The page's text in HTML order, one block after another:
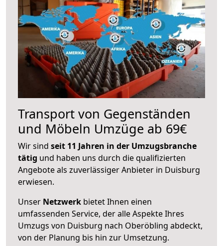
Transport von Gegenständen
und Möbeln Umzüge ab 69€
Wir sind seit 11 Jahren in der Umzugsbranche
tätig und haben uns durch die qualifizierten
Angebote als zuverlässiger Anbieter in Duisburg
erwiesen.
Unser Netzwerk bietet Ihnen einen
umfassenden Service, der alle Aspekte Ihres
Umzugs von Duisburg nach Oberöbling abdeckt,
von der Planung bis hin zur Umsetzung.